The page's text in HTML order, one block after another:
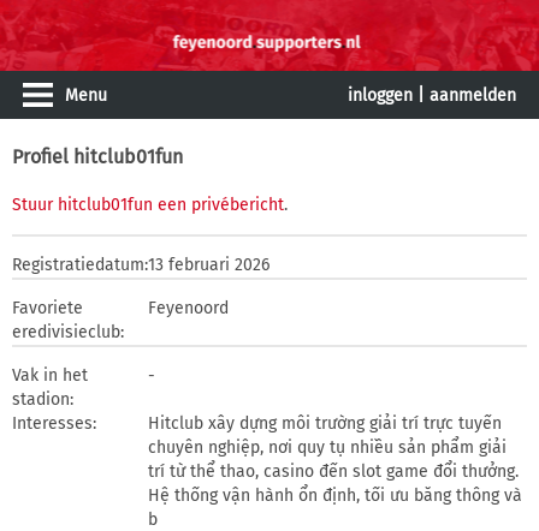
Menu inloggen aanmelden
Profiel hitclub01fun
Stuur hitclub01fun een privébericht.
Registratiedatum:13 februari 2026
Favoriete
eredivisieclub:
Feyenoord
Vak in het
stadion:
-
Interesses:
Hitclub xây dựng môi trường giải trí trực tuyến
chuyên nghiệp, nơi quy tụ nhiều sản phẩm giải
trí từ thể thao, casino đến slot game đổi thưởng.
Hệ thống vận hành ổn định, tối ưu băng thông và
b